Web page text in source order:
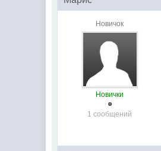
Новичок
Новички
1 сообщений